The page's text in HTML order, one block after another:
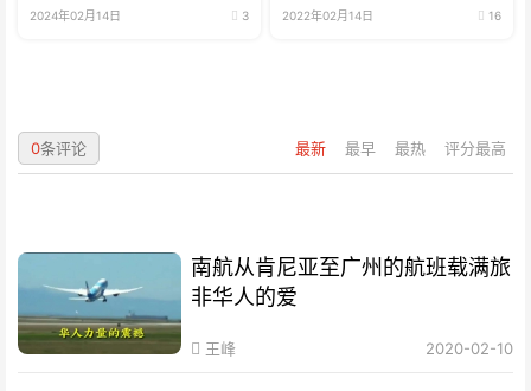
2024年02月14日 3 2022年02月14日 16
最新 最早 最热 评分最高
0条评论
南航从肯尼亚至广州的航班载满旅
非华人的爱
王峰 2020-02-10